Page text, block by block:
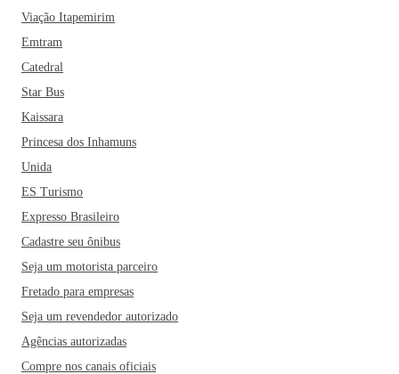
Viação Itapemirim
Emtram
Catedral
Star Bus
Kaissara
Princesa dos Inhamuns
Unida
ES Turismo
Expresso Brasileiro
Cadastre seu ônibus
Seja um motorista parceiro
Fretado para empresas
Seja um revendedor autorizado
Agências autorizadas
Compre nos canais oficiais